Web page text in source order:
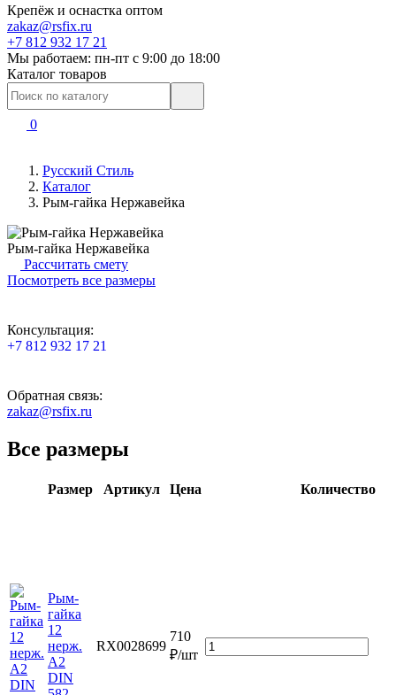
Крепёж и оснастка оптом
zakaz@rsfix.ru
+7 812 932 17 21
Мы работаем: пн-пт c 9:00 до 18:00
Каталог товаров
0
Русский Стиль
Каталог
Рым-гайка Нержавейка
Рым-гайка Нержавейка
Рассчитать смету
Посмотреть все размеры
Консультация:
+7 812 932 17 21
Обратная связь:
zakaz@rsfix.ru
Все размеры
Размер Артикул Цена Количество
Рым-
гайка
12
нерж.
А2
DIN
RX0028699
710
₽/шт